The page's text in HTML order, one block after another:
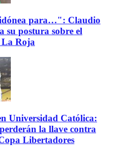
para…": Claudio
su postura sobre el
Roja
Universidad Católica:
la llave contra
Libertadores